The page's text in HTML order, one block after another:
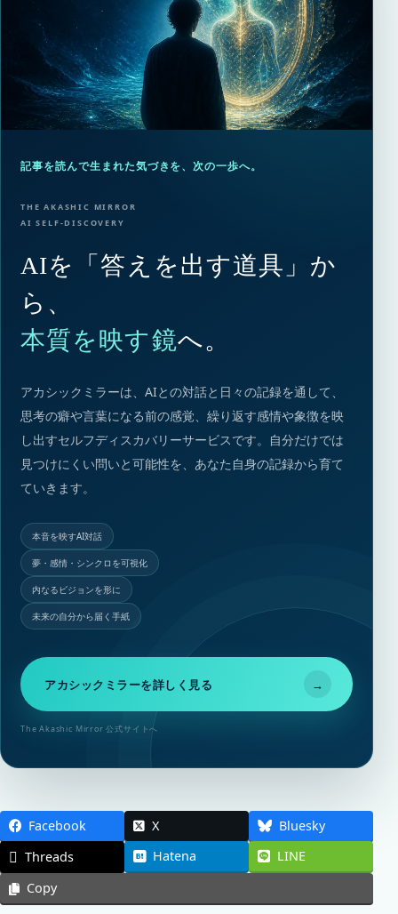
記事を読んで生まれた気づきを、次の一歩へ。
THE AKASHIC MIRROR
AI SELF-DISCOVERY
AIを「答えを出す道具」か
ら、
本質を映す鏡へ。
アカシックミラーは、AIとの対話と日々の記録を通して、
思考の癖や言葉になる前の感覚、繰り返す感情や象徴を映
し出すセルフディスカバリーサービスです。自分だけでは
見つけにくい問いと可能性を、あなた自身の記録から育て
ていきます。
本音を映すAI対話
夢・感情・シンクロを可視化
内なるビジョンを形に
未来の自分から届く手紙
アカシックミラーを詳しく見る →
The Akashic Mirror 公式サイトへ
Facebook X
Bluesky
Threads
Hatena
LINE
Copy